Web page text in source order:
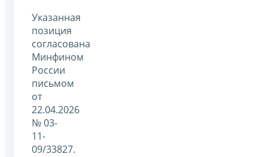
Указанная
позиция
согласована
Минфином
России
письмом
от
22.04.2026
№ 03-
11-
09/33827.